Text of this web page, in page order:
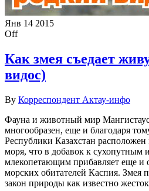
Янв 14 2015
Off
Как змея съедает
видос)
By Корреспондент Актау-инфо
Фауна и животный мир
многообразен, еще и благодаря
Республики Казахстан расположен
моря, что в добавок к сухопутным
млекопетающим прибавляет еще и
морских обитателей Каспия. Змея
закон природы как известно